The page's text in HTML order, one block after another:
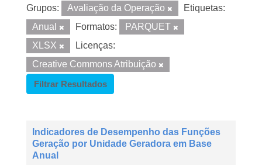
Grupos: Avaliação da Operação
Etiquetas:
Anual
Formatos:
PARQUET
XLSX
Licenças:
Creative Commons Atribuição
Filtrar Resultados
Indicadores de Desempenho das Funções
Geração por Unidade Geradora em Base
Anual